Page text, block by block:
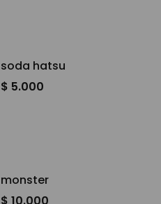
soda hatsu
$ 5.000
monster